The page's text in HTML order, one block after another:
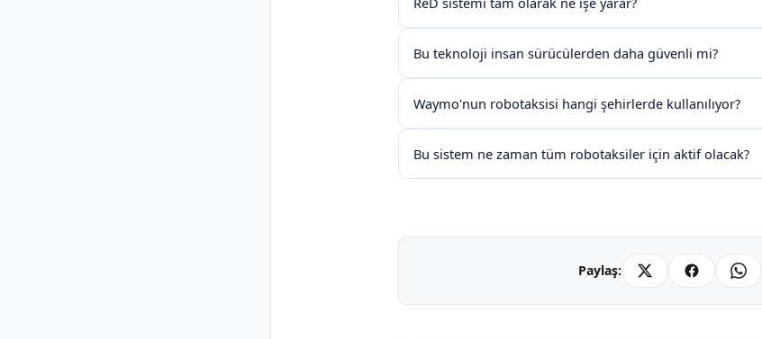
Bu teknoloji insan sürücülerden daha güvenli mi?
Waymo'nun robotaksisi hangi şehirlerde kullanılıyor?
Bu sistem ne zaman tüm robotaksiler için aktif olacak?
Paylaş: